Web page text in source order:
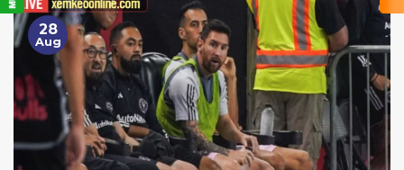
28
Aug